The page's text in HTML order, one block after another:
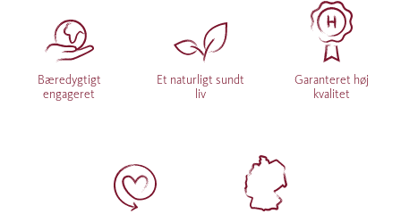
Bæredygtigt
engageret
Et naturligt sundt
liv
Garanteret høj
kvalitet